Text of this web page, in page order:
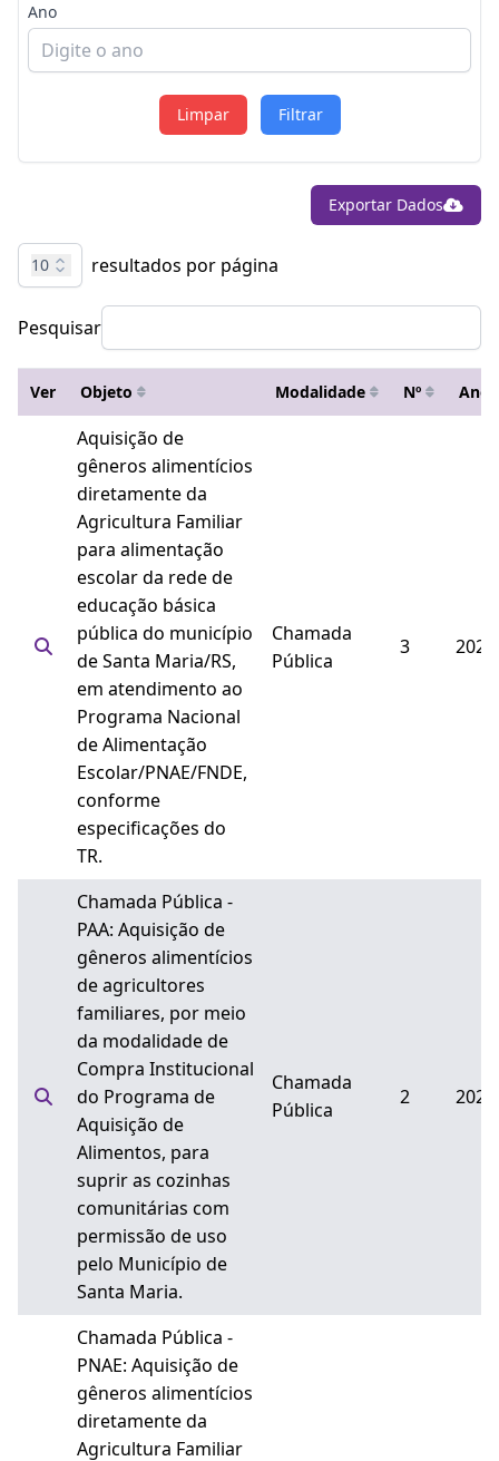
Ano
Limpar Filtrar
Exportar Dados
10 resultados por página
Pesquisar
Ver Objeto Modalidade Nº Ano
Aquisição de
gêneros alimentícios
diretamente da
Agricultura Familiar
para alimentação
escolar da rede de
educação básica
pública do município
de Santa Maria/RS,
em atendimento ao
Programa Nacional
de Alimentação
Escolar/PNAE/FNDE,
conforme
especificações do
TR.
Chamada
Pública
3 2026
Chamada Pública -
PAA: Aquisição de
gêneros alimentícios
de agricultores
familiares, por meio
da modalidade de
Compra Institucional
do Programa de
Aquisição de
Alimentos, para
suprir as cozinhas
comunitárias com
permissão de uso
pelo Município de
Santa Maria.
Chamada
Pública
2 2026
Chamada Pública -
PNAE: Aquisição de
gêneros alimentícios
diretamente da
Agricultura Familiar